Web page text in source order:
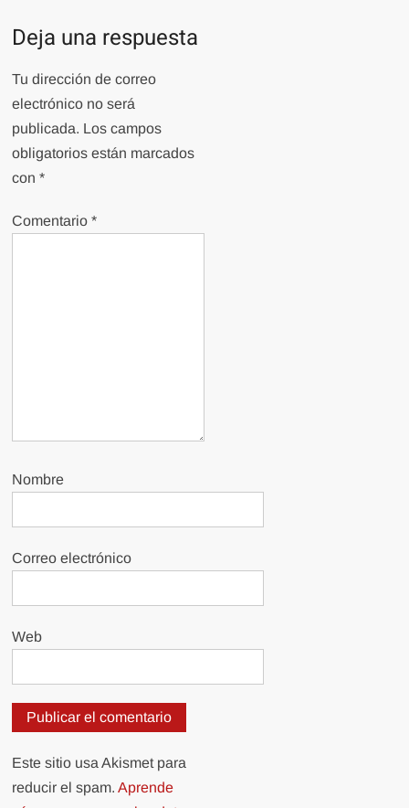
Deja una respuesta
Tu dirección de correo
electrónico no será
publicada. Los campos
obligatorios están marcados
con*
Comentario*
Nombre
Correo electrónico
Web
Este sitio usa Akismet para
reducir el spam.Aprende